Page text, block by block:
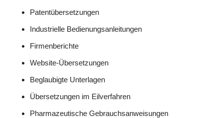
Patentübersetzungen
Industrielle Bedienungsanleitungen
Firmenberichte
Website-Übersetzungen
Beglaubigte Unterlagen
Übersetzungen im Eilverfahren
Pharmazeutische Gebrauchsanweisungen